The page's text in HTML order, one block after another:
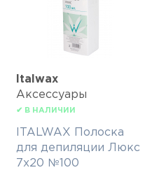
Italwax
Аксессуары
✔ В НАЛИЧИИ
ITALWAX Полоска
для депиляции Люкс
7х20 №100